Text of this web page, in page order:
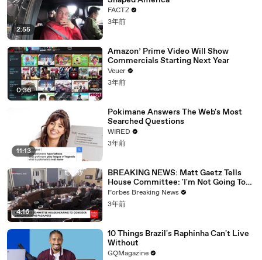
03:21
带着我的祈祷 这天我累积的问号
03:25
开始一次的单身前套
03:32
就让记忆中的爱慢慢烧 烧痛了我们就到
03:38
就让记忆中的爱慢慢烧 烧痛了我们就到
03:51
带着现实的靠 折叠我心意的微笑 通往 没有你的回答
03:59
就让记忆中的你慢慢烧 烧痛了我们就到
带着我的祈祷 这天我累积的问号
开始一次的单身前套
04:23
带着我的祈祷 这天我累积的问号
04:26
开始一次的单身前套
04:35
优优独播剧场——YoYo Television Series Exclusive
04:48
感谢观看
2:55
FACTZ
3年前
0:36
Amazon’ Prime Video Will Show
Commercials Starting Next Year
Veuer
3年前
11:13
Pokimane Answers The Web's Most
Searched Questions
WIRED
3年前
4:16
BREAKING NEWS: Matt Gaetz Tells
House Committee: 'I'm Not Going To
Vote For A Continuing Resolution'
Forbes Breaking News
3年前
10 Things Brazil's Raphinha Can't Live
Without
GQMagazine